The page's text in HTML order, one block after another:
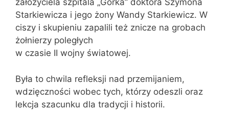
założyciela szpitala „Górka” doktora Szymona
Starkiewicza i jego żony Wandy Starkiewicz. W
ciszy i skupieniu zapalili też znicze na grobach
żołnierzy poległych
w czasie II wojny światowej.
Była to chwila refleksji nad przemijaniem,
wdzięczności wobec tych, którzy odeszli oraz
lekcja szacunku dla tradycji i historii.